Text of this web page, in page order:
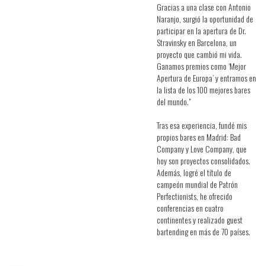
Gracias a una clase con Antonio
Naranjo, surgió la oportunidad de
participar en la apertura de Dr.
Stravinsky en Barcelona, un
proyecto que cambió mi vida.
Ganamos premios como ‘Mejor
Apertura de Europa’ y entramos en
la lista de los 100 mejores bares
del mundo."
Tras esa experiencia, fundé mis
propios bares en Madrid: Bad
Company y Love Company, que
hoy son proyectos consolidados.
Además, logré el título de
campeón mundial de Patrón
Perfectionists, he ofrecido
conferencias en cuatro
continentes y realizado guest
bartending en más de 70 países.